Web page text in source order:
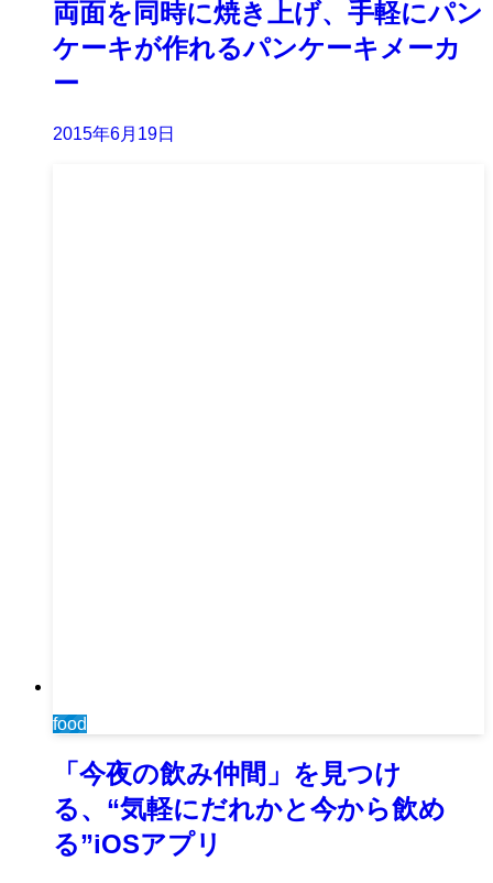
両面を同時に焼き上げ、手軽にパン
ケーキが作れるパンケーキメーカ
ー
2015年6月19日
food
「今夜の飲み仲間」を見つけ
る、“気軽にだれかと今から飲め
る”iOSアプリ